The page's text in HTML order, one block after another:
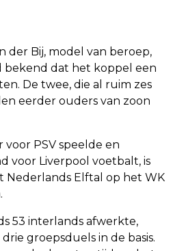
der Bij, model van beroep,
bekend dat het koppel een
De twee, die al ruim zes
eerder ouders van zoon
voor PSV speelde en
voor Liverpool voetbalt, is
Elftal op het WK
53 interlands afwerkte,
groepsduels in de basis.